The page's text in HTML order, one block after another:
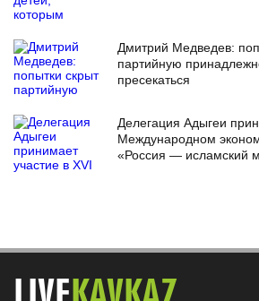
Дмитрий Медведев:
партийную
пресекаться
Делегация Адыгеи
Международном
«Россия — исламский
LIVEKAVKAZ